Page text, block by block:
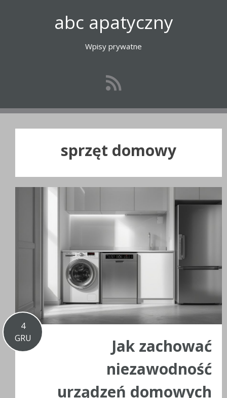
abc apatyczny
Wpisy prywatne
sprzęt domowy
4
GRU
Jak zachować
niezawodność
urządzeń domowych